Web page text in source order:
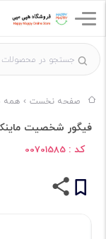
صفحه نخست همه
فیگور شخصیت
کد : 00701585